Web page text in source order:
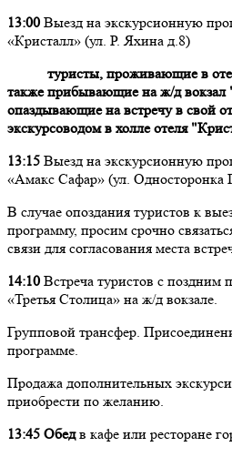
13:00 Выезд на экскурсионную
«Кристалл» (ул. Р. Яхина д.8)
туристы, проживающие в
также прибывающие на ж/д вокзал
опаздывающие на встречу в свой
экскурсоводом в холле отеля
13:15 Выезд на экскурсионную
«Амакс Сафар» (ул. Односторонка
В случае опоздания туристов к
программу, просим срочно
связи для согласования места
14:10 Встреча туристов с поздним
«Третья Столица» на ж/д вокзале.
Групповой трансфер.
программе.
Продажа дополнительных
приобрести по желанию.
13:45 Обедв кафе или ресторане